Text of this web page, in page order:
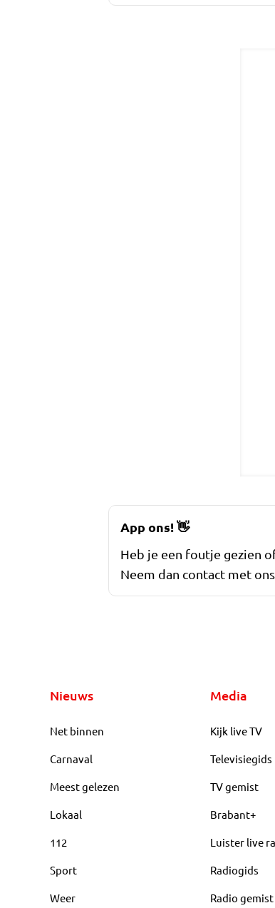
App ons!👋
Heb je een foutje gezien
Neem dan contact met ons
Nieuws
Net binnen
Carnaval
Meest gelezen
Lokaal
112
Sport
Weer
Media
Kijk live TV
Televisiegids
TV gemist
Brabant+
Luister live
Radiogids
Radio gemist